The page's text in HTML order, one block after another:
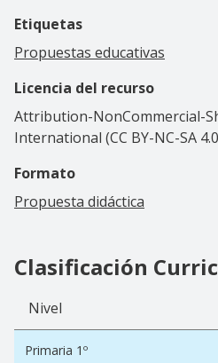
Etiquetas
Propuestas educativas
Licencia del recurso
Attribution-NonCommercial-
International (CC BY-NC-SA
Formato
Propuesta didáctica
Clasificación
Nivel
Primaria 1º